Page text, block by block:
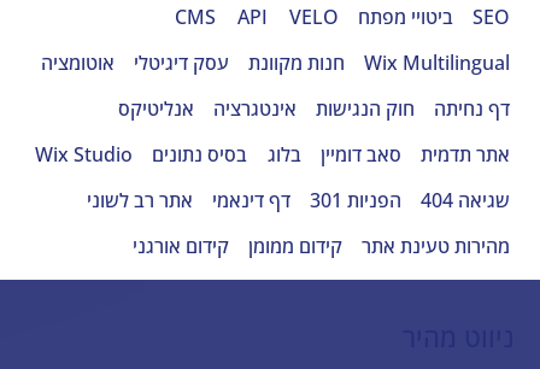
SEO
ביטויי מפתח VELO
API
CMS
Wix Multilingual
חנות מקוונת עסק דיגיטלי
אוטומציה
דף נחיתה
חוק הנגישות אינטגרציה
אנליטיקס
אתר תדמית
סאב דומיין בלוג בסיס נתונים
Wix Studio
שגיאה 404
הפניות 301 דף דינאמי
אתר רב לשוני
מהירות טעינת אתר
קידום ממומן קידום אורגני